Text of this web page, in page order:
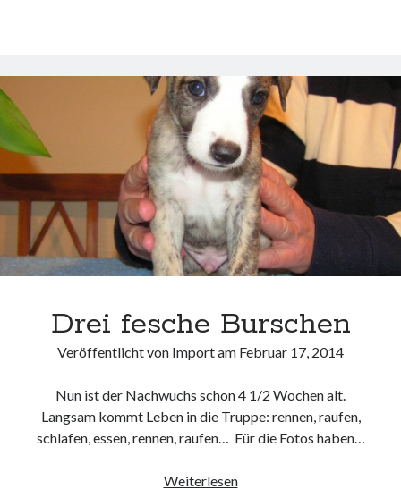
Drei fesche Burschen
Veröffentlicht von Importam Februar 17, 2014
Nun ist der Nachwuchs schon 4 1/2 Wochen alt.
Langsam kommt Leben in die Truppe: rennen, raufen,
schlafen, essen, rennen, raufen… Für die Fotos haben…
WeiterlesenDrei